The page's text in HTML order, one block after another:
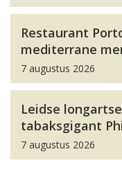
Restaurant
mediterrane
7 augustus 2026
Leidse
tabaksgigant
7 augustus 2026